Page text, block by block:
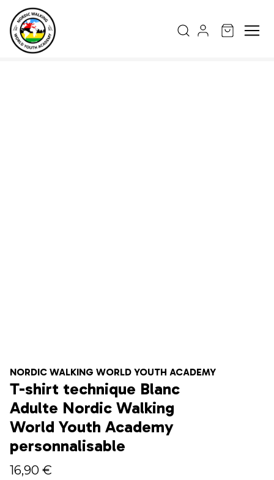
NORDIC WALKING WORLD YOUTH ACADEMY
T-shirt technique Blanc
Adulte Nordic Walking
World Youth Academy
personnalisable
16,90 €